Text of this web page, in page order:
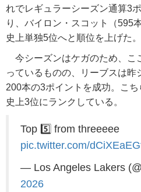
れでレギュラーシーズン通算3
り、バイロン・スコット（595
史上単独5位へと順位を上げた。
今シーズンはケガのため、こ
っているものの、リーブスは昨
200本の3ポイントを成功。こ
史上3位にランクしている。
Top 5️⃣ from threeeee
pic.twitter.com/
— Los Angeles Lakers
2026